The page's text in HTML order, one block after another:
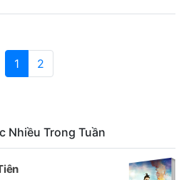
1 2
Nhiều Trong Tuần